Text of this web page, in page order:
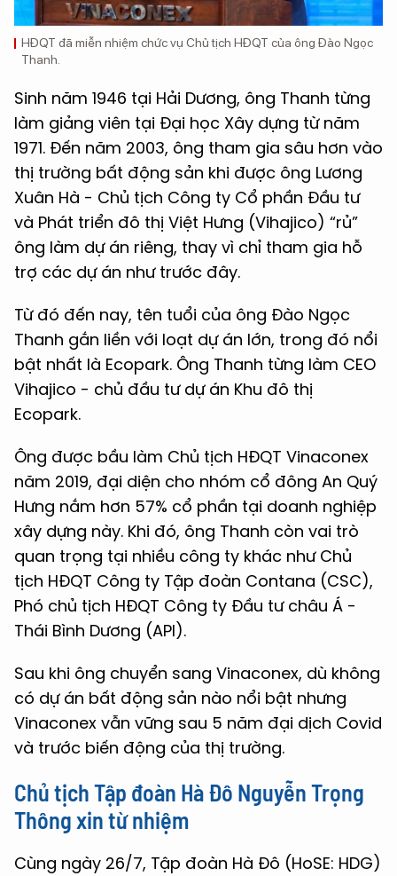
HĐQT đã miễn nhiệm chức vụ Chủ tịch HĐQT của ông Đào Ngọc
Thanh.
Sinh năm 1946 tại Hải Dương, ông Thanh từng
làm giảng viên tại Đại học Xây dựng từ năm
1971. Đến năm 2003, ông tham gia sâu hơn vào
thị trường bất động sản khi được ông Lương
Xuân Hà - Chủ tịch Công ty Cổ phần Đầu tư
và Phát triển đô thị Việt Hưng (Vihajico) “rủ”
ông làm dự án riêng, thay vì chỉ tham gia hỗ
trợ các dự án như trước đây.
Từ đó đến nay, tên tuổi của ông Đào Ngọc
Thanh gắn liền với loạt dự án lớn, trong đó nổi
bật nhất là Ecopark. Ông Thanh từng làm CEO
Vihajico - chủ đầu tư dự án Khu đô thị
Ecopark.
Ông được bầu làm Chủ tịch HĐQT Vinaconex
năm 2019, đại diện cho nhóm cổ đông An Quý
Hưng nắm hơn 57% cổ phần tại doanh nghiệp
xây dựng này. Khi đó, ông Thanh còn vai trò
quan trọng tại nhiều công ty khác như Chủ
tịch HĐQT Công ty Tập đoàn Contana (CSC),
Phó chủ tịch HĐQT Công ty Đầu tư châu Á -
Thái Bình Dương (API).
Sau khi ông chuyển sang Vinaconex, dù không
có dự án bất động sản nào nổi bật nhưng
Vinaconex vẫn vững sau 5 năm đại dịch Covid
và trước biến động của thị trường.
Chủ tịchTập đoàn Hà Đô Nguyễn Trọng
Thôngxin từ nhiệm
Cùng ngày 26/7, Tập đoàn Hà Đô (HoSE: HDG)